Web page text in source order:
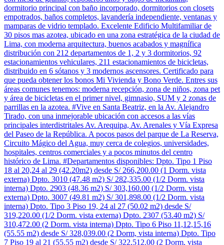
dormitorio principal con baño incorporado, dormitorios con closets
empotrados, baños completos, lavandería independiente, ventanas y
mamparas de vidrio templado. Excelente Edificio Multifamiliar de
30 pisos mas azotea, ubicado en una zona estratégica de la ciudad de
Lima, con moderna arquitectura, buenos acabados y magnífica
distribución con 212 departamentos de 1, 2 y 3 dormitorios, 92
estacionamientos vehiculares, 211 estacionamientos de bicicletas,
distribuido en 6 sótanos y 3 modernos ascensores. Certificado para
que pueda obtener los bonos Mi Vivienda y Bono Verde. Entres sus
áreas comunes tenemos: moderna recepción, zona de niños, zona pet
y área de bicicletas en el primer nivel, gimnasio, SUM y 2 zonas de
parrillas en la azotea. #Vive en Santa Beatriz, en la Av. Alejandro
Tirado, con una inmejorable ubicación con accesos a las vías
principales interdistritales Av. Arequipa, Av. Arenales y Vía Expresa
del Paseo de la República. A pocos pasos del parque de La Reserva,
Circuito Mágico del Agua, muy cerca de colegios, universidades,
hospitales, centros comerciales y a pocos minutos del centro
histórico de Lima. #Departamentos disponibles: Dpto. Tipo 1 Piso
18 al 20,24 al 29 (42.20m2) desde S/ 266,200.00 (1 Dorm. vista
externa) Dpto. 3010 (47.48 m2) S/ 282,335.00 (1/2 Dorm. vista
interna) Dpto. 2903 (48.36 m2) S/ 303,160.00 (1/2 Dorm. vista
externa) Dpto. 3007 (49.81 m2) S/ 301,898.00 (1/2 Dorm. vista
interna) Dpto. Tipo 3 Piso 19, 24 al 27 (50.02 m2) desde S/
319,220.00 (1/2 Dorm. vista externa) Dpto. 2307 (53.40 m2) S/
310,472.00 (2 Dorm. vista interna) Dpto. Tipo 6 Piso 11,12,15,16
(55.55 m2) desde S/ 328,039.00 (2 Dorm, vista interna) Dpto. Tipo
7 Piso 19 al 21 (55.55 m2) desde S/ 322,512.00 (2 Dorm, vista